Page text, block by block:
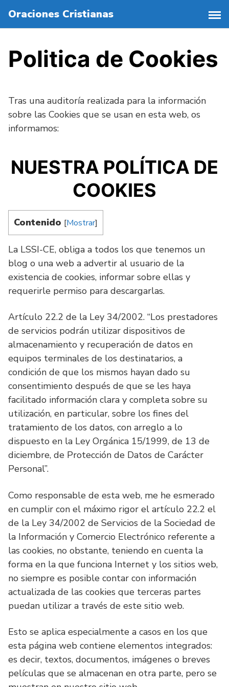
l
Oraciones Cristianas
Politica de Cookies
Tras una auditoría realizada para la información
sobre las Cookies que se usan en esta web, os
informamos:
NUESTRA POLÍTICA DE
COOKIES
Contenido [Mostrar]
La LSSI-CE, obliga a todos los que tenemos un
blog o una web a advertir al usuario de la
existencia de cookies, informar sobre ellas y
requerirle permiso para descargarlas.
Artículo 22.2 de la Ley 34/2002. “Los prestadores
de servicios podrán utilizar dispositivos de
almacenamiento y recuperación de datos en
equipos terminales de los destinatarios, a
condición de que los mismos hayan dado su
consentimiento después de que se les haya
facilitado información clara y completa sobre su
utilización, en particular, sobre los fines del
tratamiento de los datos, con arreglo a lo
dispuesto en la Ley Orgánica 15/1999, de 13 de
diciembre, de Protección de Datos de Carácter
Personal”.
Como responsable de esta web, me he esmerado
en cumplir con el máximo rigor el artículo 22.2 el
de la Ley 34/2002 de Servicios de la Sociedad de
la Información y Comercio Electrónico referente a
las cookies, no obstante, teniendo en cuenta la
forma en la que funciona Internet y los sitios web,
no siempre es posible contar con información
actualizada de las cookies que terceras partes
puedan utilizar a través de este sitio web.
Esto se aplica especialmente a casos en los que
esta página web contiene elementos integrados:
es decir, textos, documentos, imágenes o breves
películas que se almacenan en otra parte, pero se